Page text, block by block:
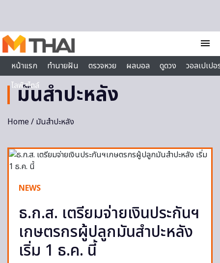
menu
หน้าแรก
ทำนายฝัน ตรวจหวย ผลบอล ดูดวง
วอลเปเป
ไลฟ์สไตล์
มันสำปะหลัง
Home/ มันสำปะหลัง
NEWS
ธ.ก.ส. เตรียมจ่ายเงินประกันฯ
เกษตรกรผู้ปลูกมันสำปะหลัง
เริ่ม 1 ธ.ค. นี้